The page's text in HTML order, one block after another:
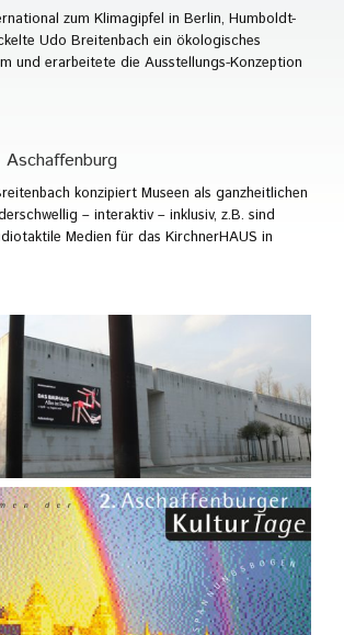
zum Klimagipfel in Berlin, Humboldt-
Udo Breitenbach ein ökologisches
und erarbeitete die Ausstellungs-Konzeption
Aschaffenburg
konzipiert Museen als ganzheitlichen
– interaktiv – inklusiv, z.B. sind
Medien für das KirchnerHAUS in